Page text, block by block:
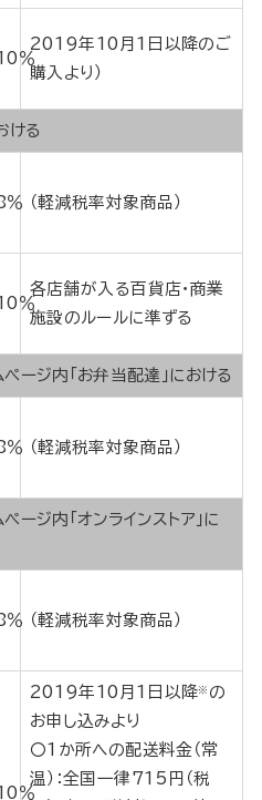
％
2019年10月1日以降のご
購入より）
ける
％ （軽減税率対象商品）
％
各店舗が入る百貨店・商業
施設のルールに準ずる
ージ内「お弁当配達」における
％ （軽減税率対象商品）
ージ内「オンラインストア」に
％ （軽減税率対象商品）
％
2019年10月1日以降※ の
お申し込みより
〇1か所への配送料金（常
温）：全国一律715円（税